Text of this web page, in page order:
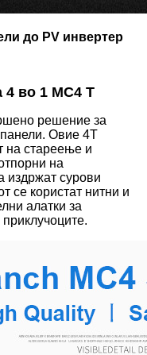
до PV инвертер
4 во 1 MC4 T
решение за
Овие 4T
на стареење и
на
издржат сурови
се користат нитни и
алатки за